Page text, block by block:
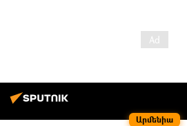
Արմենիա